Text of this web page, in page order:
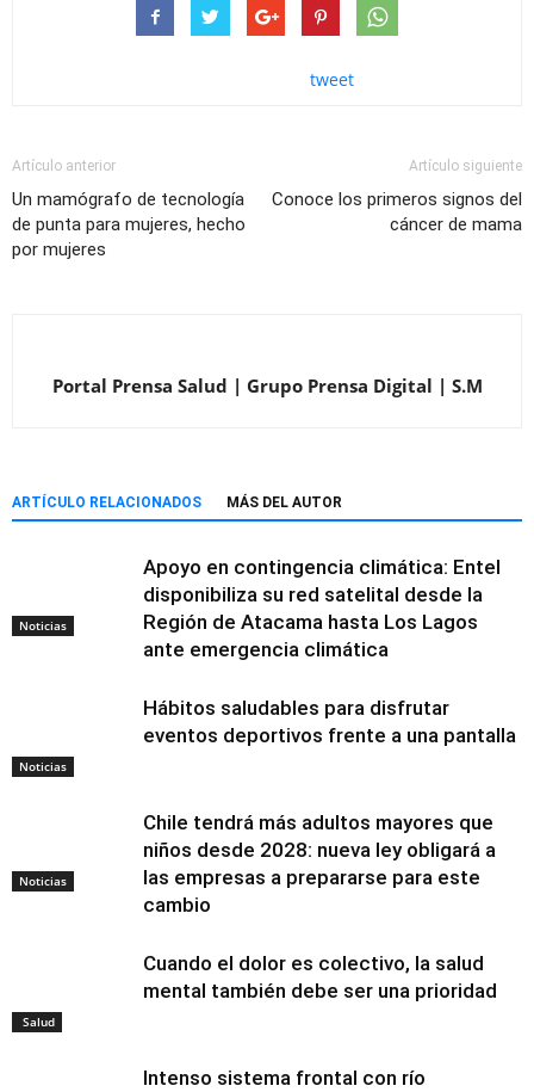
tweet
Artículo anterior
Un mamógrafo de tecnología
de punta para mujeres, hecho
por mujeres
Artículo siguiente
Conoce los primeros signos del
cáncer de mama
Portal Prensa Salud | Grupo Prensa Digital | S.M
ARTÍCULO RELACIONADOS MÁS DEL AUTOR
Noticias
Apoyo en contingencia climática: Entel
disponibiliza su red satelital desde la
Región de Atacama hasta Los Lagos
ante emergencia climática
Noticias
Hábitos saludables para disfrutar
eventos deportivos frente a una pantalla
Noticias
Chile tendrá más adultos mayores que
niños desde 2028: nueva ley obligará a
las empresas a prepararse para este
cambio
Salud
Cuando el dolor es colectivo, la salud
mental también debe ser una prioridad
Intenso sistema frontal con río